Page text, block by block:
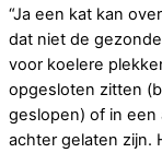
“Ja een kat kan
dat niet de
voor koelere
opgesloten zitten
geslopen) of in een
achter gelaten zijn.